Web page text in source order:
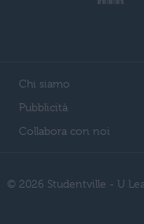
Chi siamo
Pubblicità
Collabora con noi
© 2026 Studentville - U